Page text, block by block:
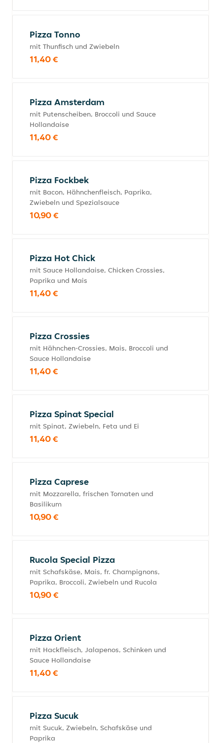
Pizza Tonno
mit Thunfisch und Zwiebeln
11,40 €
Pizza Amsterdam
mit Putenscheiben, Broccoli und Sauce
Hollandaise
11,40 €
Pizza Fockbek
mit Bacon, Hähnchenfleisch, Paprika,
Zwiebeln und Spezialsauce
10,90 €
Pizza Hot Chick
mit Sauce Hollandaise, Chicken Crossies,
Paprika und Mais
11,40 €
Pizza Crossies
mit Hähnchen-Crossies, Mais, Broccoli und
Sauce Hollandaise
11,40 €
Pizza Spinat Special
mit Spinat, Zwiebeln, Feta und Ei
11,40 €
Pizza Caprese
mit Mozzarella, frischen Tomaten und
Basilikum
10,90 €
Rucola Special Pizza
mit Schafskäse, Mais, fr. Champignons,
Paprika, Broccoli, Zwiebeln und Rucola
10,90 €
Pizza Orient
mit Hackfleisch, Jalapenos, Schinken und
Sauce Hollandaise
11,40 €
Pizza Sucuk
mit Sucuk, Zwiebeln, Schafskäse und
Paprika